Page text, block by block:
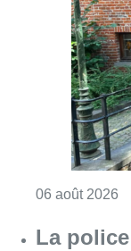
06 août 2026
La